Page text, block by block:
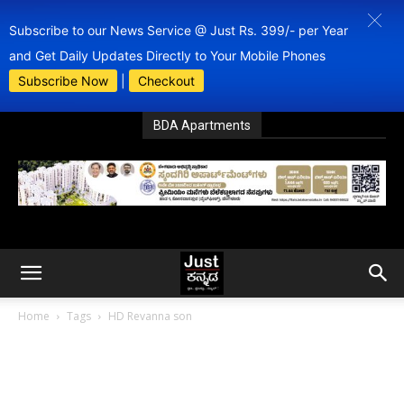
Subscribe to our News Service @ Just Rs. 399/- per Year
and Get Daily Updates Directly to Your Mobile Phones
Subscribe Now
Checkout
BDA Apartments
Home Tags HD Revanna son